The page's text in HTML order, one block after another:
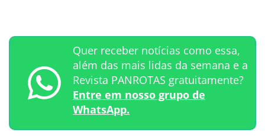
Quer receber notícias como essa,
além das mais lidas da semana e a
Revista PANROTAS gratuitamente?
Entre em nosso grupo de
WhatsApp.